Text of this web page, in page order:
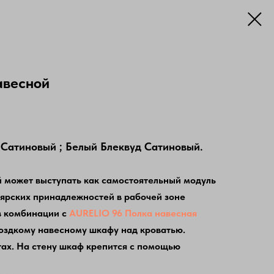
; Белый Блеквуд Сатиновый.
выступать как самостоятельный модуль
принадлежностей в рабочей зоне
комбинации с AURELIO 96 Полка навесная
навесному шкафу над кроватью.
На стену шкаф крепится с помощью